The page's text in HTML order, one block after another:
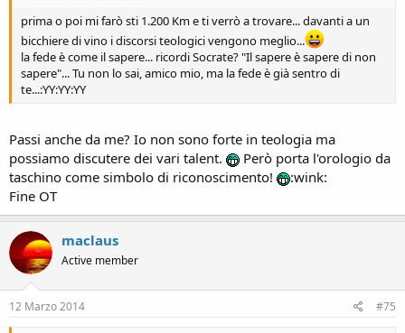
prima o poi mi farò sti 1.200 Km e ti verrò a trovare... davanti a un
bicchiere di vino i discorsi teologici vengono meglio...
la fede è come il sapere... ricordi Socrate? "Il sapere è sapere di non
sapere"... Tu non lo sai, amico mio, ma la fede è già sentro di
te...:YY:YY:YY
Passi anche da me? Io non sono forte in teologia ma
possiamo discutere dei vari talent.
Però porta l'orologio da
taschino come simbolo di riconoscimento!
:wink:
Fine OT
maclaus
Active member
12 Marzo 2014 #75